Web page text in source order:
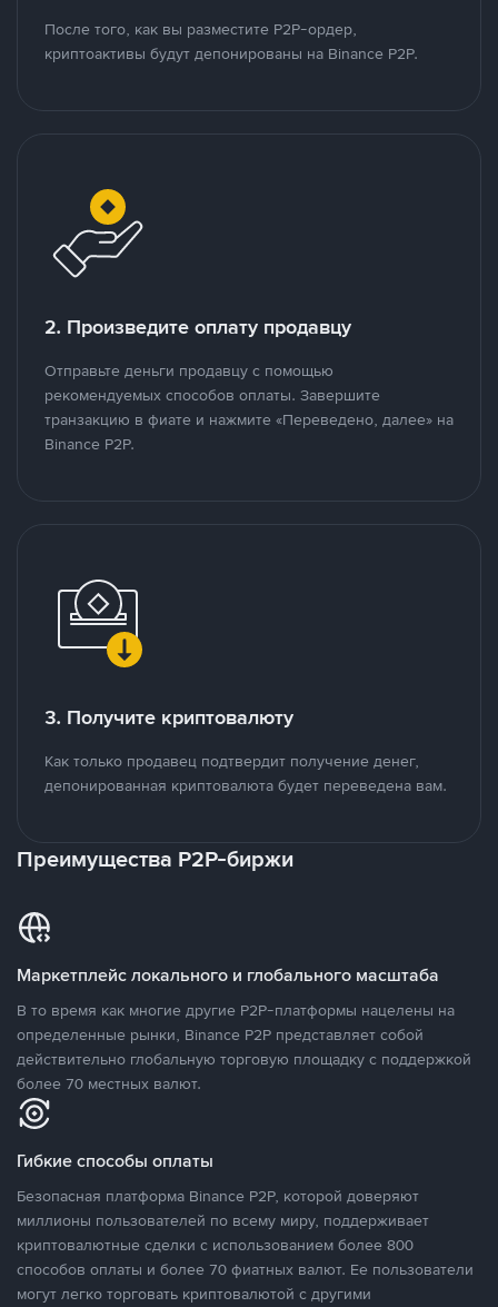
После того, как вы разместите P2P-ордер,
криптоактивы будут депонированы на Binance P2P.
2. Произведите оплату продавцу
Отправьте деньги продавцу с помощью
рекомендуемых способов оплаты. Завершите
транзакцию в фиате и нажмите «Переведено, далее» на
Binance P2P.
3. Получите криптовалюту
Как только продавец подтвердит получение денег,
депонированная криптовалюта будет переведена вам.
Преимущества P2P-биржи
Маркетплейс локального и глобального масштаба
В то время как многие другие P2P-платформы нацелены на
определенные рынки, Binance P2P представляет собой
действительно глобальную торговую площадку с поддержкой
более 70 местных валют.
Гибкие способы оплаты
Безопасная платформа Binance P2P, которой доверяют
миллионы пользователей по всему миру, поддерживает
криптовалютные сделки с использованием более 800
способов оплаты и более 70 фиатных валют. Ее пользователи
могут легко торговать криптовалютой с другими